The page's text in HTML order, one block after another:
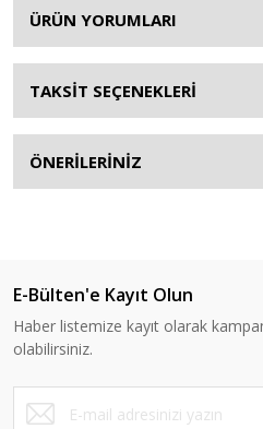
ÜRÜN YORUMLARI
TAKSİT SEÇENEKLERİ
ÖNERİLERİNİZ
E-Bülten'e Kayıt Olun
Haber listemize kayıt olarak
olabilirsiniz.